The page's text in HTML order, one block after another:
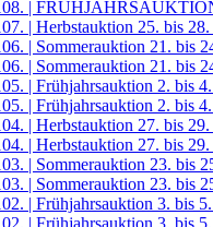
|
| Herbstauktion 25. bis
| Sommerauktion 21. bis
| Sommerauktion 21. bis
| Frühjahrsauktion 2. bis
| Frühjahrsauktion 2. bis
| Herbstauktion 27. bis
| Herbstauktion 27. bis
| Sommerauktion 23. bis
| Sommerauktion 23. bis
| Frühjahrsauktion 3. bis
| Frühjahrsauktion 3. bis